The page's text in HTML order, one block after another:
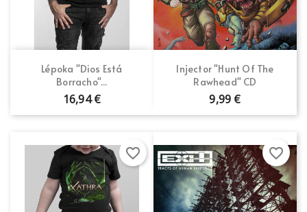
Lépoka "Dios Está
Borracho"...
16,94 €
Injector "Hunt Of The
Rawhead" CD
9,99 €
favorite_border favorite_border